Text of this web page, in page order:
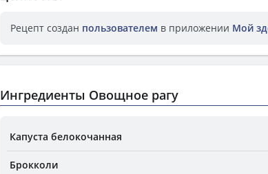
Рецепт создан пользователем в приложении Мой
Ингредиенты Овощное рагу
Капуста белокочанная
Брокколи